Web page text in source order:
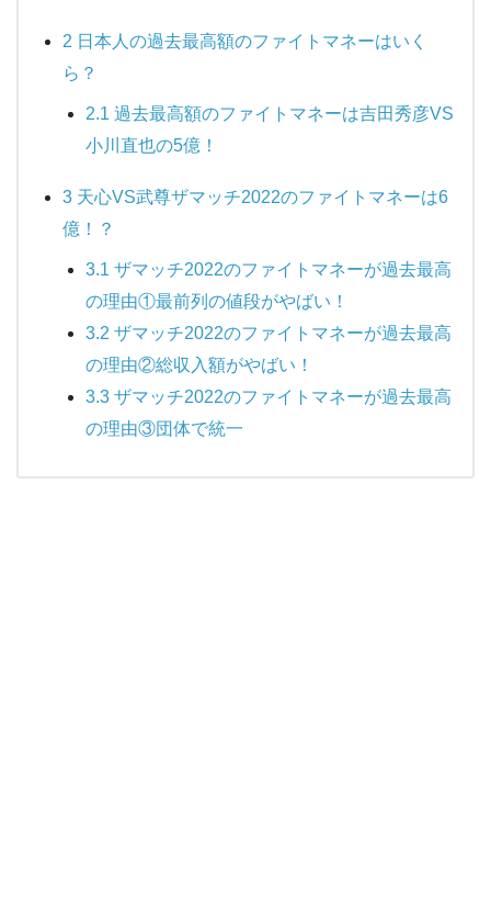
2 日本人の過去最高額のファイトマネーはいく
ら？
2.1 過去最高額のファイトマネーは吉田秀彦VS
小川直也の5億！
3 天心VS武尊ザマッチ2022のファイトマネーは6
億！？
3.1 ザマッチ2022のファイトマネーが過去最高
の理由①最前列の値段がやばい！
3.2 ザマッチ2022のファイトマネーが過去最高
の理由②総収入額がやばい！
3.3ザマッチ2022のファイトマネーが過去最高
の理由③団体で統一